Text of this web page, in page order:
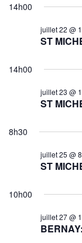
14h00
ST
juillet 22 @
14h00
ST
juillet 23 @
8h30
ST
juillet 25 @
10h00
juillet 27 @